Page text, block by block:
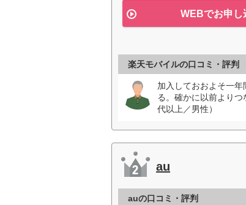
WEBでお申し
楽天モバイルの口コミ・評判
加入しておおよそ一
る。確かに以前より
代以上／男性）
au
auの口コミ・評判